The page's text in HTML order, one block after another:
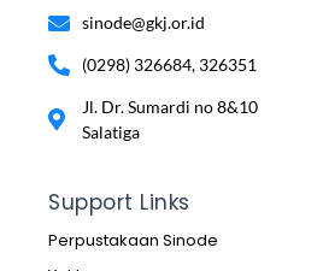
sinode@gkj.or.id
(0298) 326684, 326351
Jl. Dr. Sumardi no 8&10
Salatiga
Support Links
Perpustakaan Sinode